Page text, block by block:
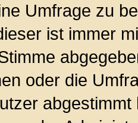
Umfrage zu
ist immer
oder die